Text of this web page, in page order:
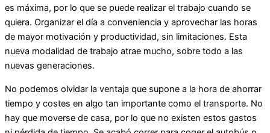
es máxima, por lo que se puede realizar el trabajo cuando se
quiera. Organizar el día a conveniencia y aprovechar las horas
de mayor motivación y productividad, sin limitaciones. Esta
nueva modalidad de trabajo atrae mucho, sobre todo a las
nuevas generaciones.
No podemos olvidar la ventaja que supone a la hora de ahorrar
tiempo y costes en algo tan importante como el transporte. No
hay que moverse de casa, por lo que no existen estos gastos